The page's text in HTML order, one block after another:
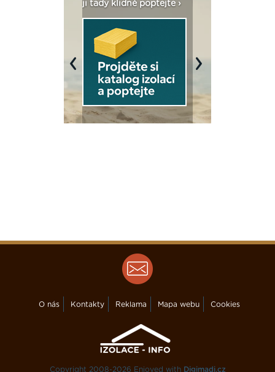
ji tady klidně poptejte ›
Previous Next
O nás Kontakty Reklama Mapa webu Cookies
Copyright 2008-2026 Enjoyed with Digimadi.cz